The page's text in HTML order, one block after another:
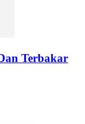
Terbakar